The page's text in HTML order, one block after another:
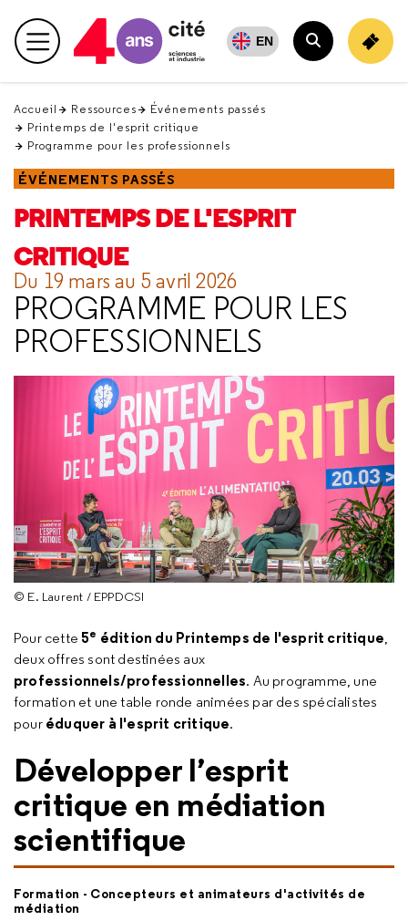
en
haut Menu principal EN
Rechercher
Accueil Ressources
Événements passés
Printemps de l'esprit critique
Programme pour les professionnels
ÉVÉNEMENTS PASSÉS
PRINTEMPS DE L'ESPRIT
CRITIQUE
Du 19 mars au 5 avril 2026
PROGRAMME POUR LES
PROFESSIONNELS
© E. Laurent / EPPDCSI
Pour cette 5e édition du Printemps de l'esprit critique,
deux offres sont destinées aux
professionnels/professionnelles. Au programme, une
formation et une table ronde animées par des spécialistes
pour éduquer à l'esprit critique.
Développer l’esprit
critique en médiation
scientifique
Formation - Concepteurs et animateurs d'activités de
médiation